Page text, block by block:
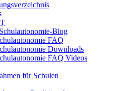
Blog
FAQ
Downloads
FAQ Videos
für Schulen